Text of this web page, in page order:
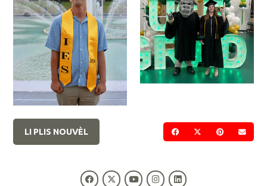
PATAJE SOUPATAJE SOU
PATAJE
LI PLIS NOUVÈL